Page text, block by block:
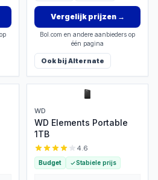
Vergelijk prijzen→
Bol.com en andere aanbieders op
één pagina
Ook bijAlternate
WD
WD Elements Portable
1TB
4.6
Budget Stabiele prijs